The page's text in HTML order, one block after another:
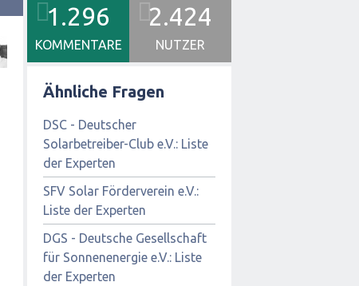
1.296
KOMMENTARE
2.424
NUTZER
Ähnliche Fragen
DSC - Deutscher
Solarbetreiber-Club e.V.: Liste
der Experten
SFV Solar Förderverein e.V.:
Liste der Experten
DGS - Deutsche Gesellschaft
für Sonnenenergie e.V.: Liste
der Experten